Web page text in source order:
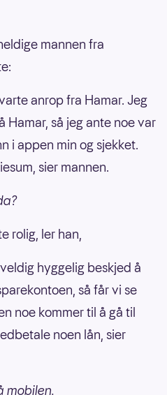
mannen fra
anrop fra Hamar. Jeg
Hamar, så jeg ante noe var
i appen min og sjekket.
sier mannen.
rolig, ler han,
hyggelig beskjed å
så får vi se
noe kommer til å gå til
noen lån, sier
mobilen.